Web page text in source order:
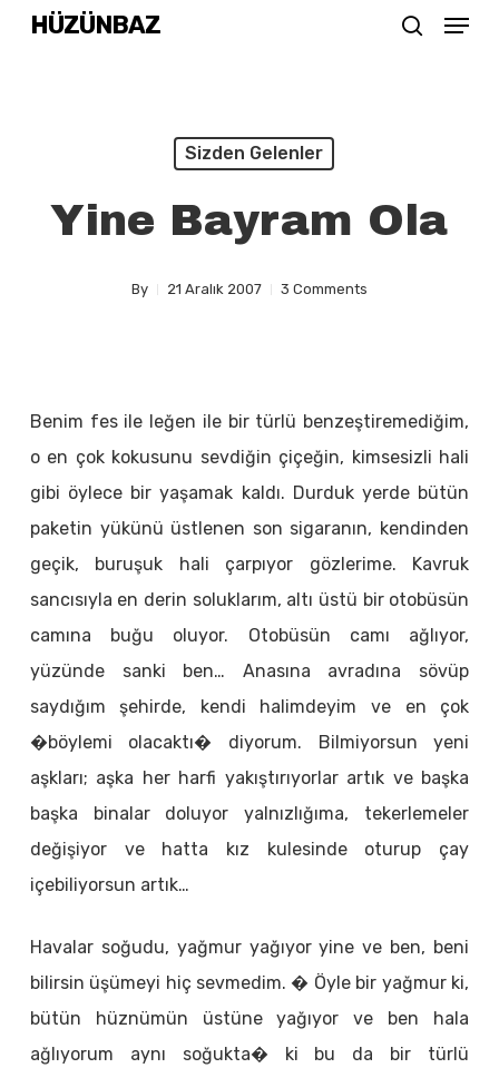
SkipHÜZÜNBAZ Menu
Sizden Gelenler
Yine Bayram Ola
By 21 Aralık 2007 3 Comments
Benim fes ile leğen ile bir türlü benzeştiremediğim,
o en çok kokusunu sevdiğin çiçeğin, kimsesizli hali
gibi öylece bir yaşamak kaldı. Durduk yerde bütün
paketin yükünü üstlenen son sigaranın, kendinden
geçik, buruşuk hali çarpıyor gözlerime. Kavruk
sancısıyla en derin soluklarım, altı üstü bir otobüsün
camına buğu oluyor. Otobüsün camı ağlıyor,
yüzünde sanki ben… Anasına avradına sövüp
saydığım şehirde, kendi halimdeyim ve en çok
�böylemi olacaktı� diyorum. Bilmiyorsun yeni
aşkları; aşka her harfi yakıştırıyorlar artık ve başka
başka binalar doluyor yalnızlığıma, tekerlemeler
değişiyor ve hatta kız kulesinde oturup çay
içebiliyorsun artık…
Havalar soğudu, yağmur yağıyor yine ve ben, beni
bilirsin üşümeyi hiç sevmedim. � Öyle bir yağmur ki,
bütün hüznümün üstüne yağıyor ve ben hala
ağlıyorum aynı soğukta� ki bu da bir türlü